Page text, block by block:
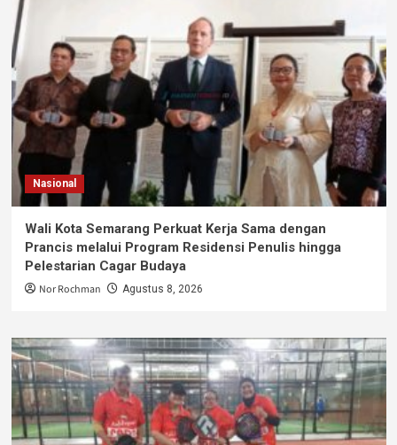
Nasional
Wali Kota Semarang Perkuat Kerja Sama dengan
Prancis melalui Program Residensi Penulis hingga
Pelestarian Cagar Budaya
Nor Rochman Agustus 8, 2026